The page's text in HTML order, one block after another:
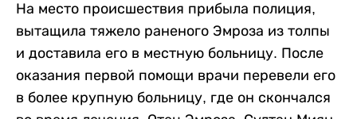
На место происшествия прибыла полиция,
вытащила тяжело раненого Эмроза из толпы
и доставила его в местную больницу. После
оказания первой помощи врачи перевели его
в более крупную больницу, где он скончался